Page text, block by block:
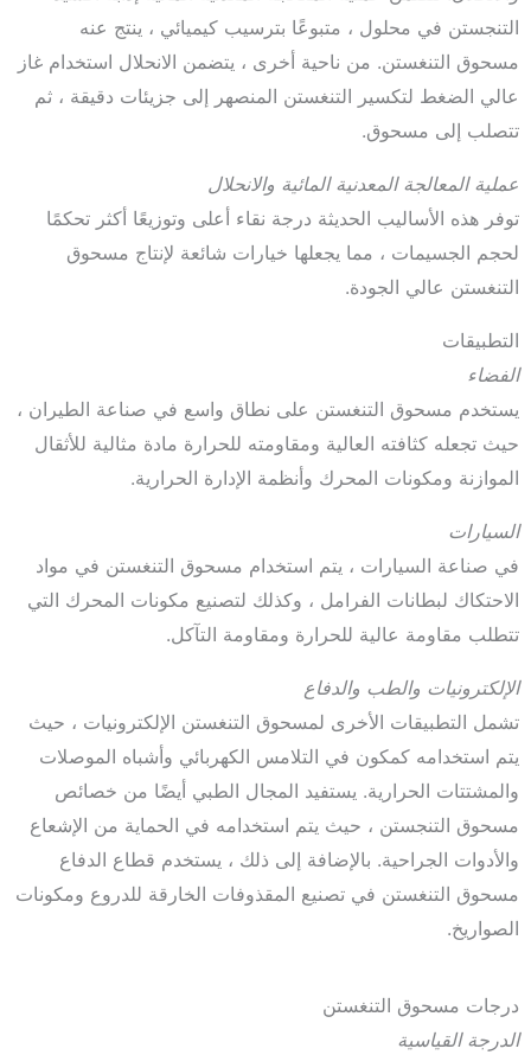
التنجستن في محلول ، متبوعًا بترسيب كيميائي ، ينتج عنه
مسحوق التنغستن. من ناحية أخرى ، يتضمن الانحلال استخدام غاز
عالي الضغط لتكسير التنغستن المنصهر إلى جزيئات دقيقة ، ثم
تتصلب إلى مسحوق.
عملية المعالجة المعدنية المائية والانحلال
توفر هذه الأساليب الحديثة درجة نقاء أعلى وتوزيعًا أكثر تحكمًا
لحجم الجسيمات ، مما يجعلها خيارات شائعة لإنتاج مسحوق
التنغستن عالي الجودة.
التطبيقات
الفضاء
يستخدم مسحوق التنغستن على نطاق واسع في صناعة الطيران ،
حيث تجعله كثافته العالية ومقاومته للحرارة مادة مثالية للأثقال
الموازنة ومكونات المحرك وأنظمة الإدارة الحرارية.
السيارات
في صناعة السيارات ، يتم استخدام مسحوق التنغستن في مواد
الاحتكاك لبطانات الفرامل ، وكذلك لتصنيع مكونات المحرك التي
تتطلب مقاومة عالية للحرارة ومقاومة التآكل.
الإلكترونيات والطب والدفاع
تشمل التطبيقات الأخرى لمسحوق التنغستن الإلكترونيات ، حيث
يتم استخدامه كمكون في التلامس الكهربائي وأشباه الموصلات
والمشتتات الحرارية. يستفيد المجال الطبي أيضًا من خصائص
مسحوق التنجستن ، حيث يتم استخدامه في الحماية من الإشعاع
والأدوات الجراحية. بالإضافة إلى ذلك ، يستخدم قطاع الدفاع
مسحوق التنغستن في تصنيع المقذوفات الخارقة للدروع ومكونات
الصواريخ.
درجات مسحوق التنغستن
الدرجة القياسية